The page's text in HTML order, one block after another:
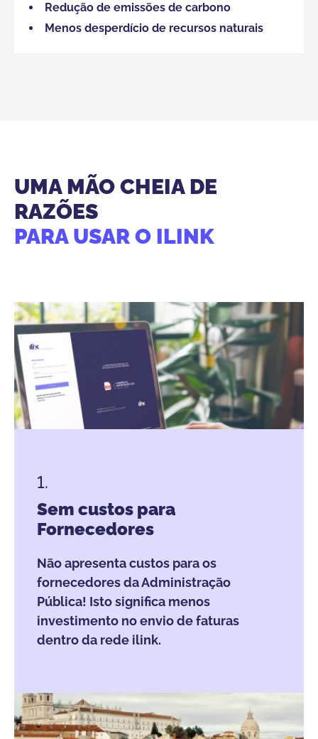
Redução de emissões de carbono
Menos desperdício de recursos naturais
UMA MÃO CHEIA DE
RAZÕES
PARA USAR O ILINK
1.
Sem custos para
Fornecedores
Não apresenta custos para os
fornecedores da Administração
Pública! Isto significa menos
investimento no envio de faturas
dentro da rede ilink.